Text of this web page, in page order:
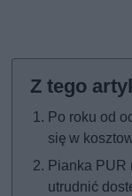
Po roku od
się w
Pianka PUR
utrudnić